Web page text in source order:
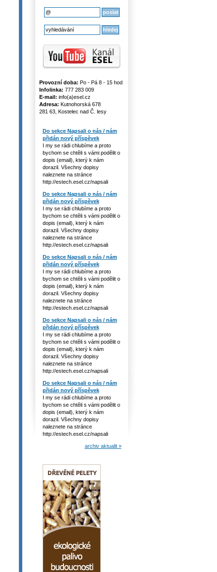
Provozní doba: Po - Pá 8 - 15 hod
Infolinka: 777 283 009
E-mail: info(a)esel.cz
Adresa: Kutnohorská 678
281 63, Kostelec nad Č. lesy
Do sekce Napsali o nás / nám
přidán nový příspěvek
I my se rádi chlubíme a proto
bychom se chtěli s vámi podělit o
dopis (email), který k nám
dorazil. Všechny dopisy
naleznete na stránce
http://estech.esel.cz/napsali
Do sekce Napsali o nás / nám
přidán nový příspěvek
I my se rádi chlubíme a proto
bychom se chtěli s vámi podělit o
dopis (email), který k nám
dorazil. Všechny dopisy
naleznete na stránce
http://estech.esel.cz/napsali
Do sekce Napsali o nás / nám
přidán nový příspěvek
I my se rádi chlubíme a proto
bychom se chtěli s vámi podělit o
dopis (email), který k nám
dorazil. Všechny dopisy
naleznete na stránce
http://estech.esel.cz/napsali
Do sekce Napsali o nás / nám
přidán nový příspěvek
I my se rádi chlubíme a proto
bychom se chtěli s vámi podělit o
dopis (email), který k nám
dorazil. Všechny dopisy
naleznete na stránce
http://estech.esel.cz/napsali
Do sekce Napsali o nás / nám
přidán nový příspěvek
I my se rádi chlubíme a proto
bychom se chtěli s vámi podělit o
dopis (email), který k nám
dorazil. Všechny dopisy
naleznete na stránce
http://estech.esel.cz/napsali
archiv aktualit »